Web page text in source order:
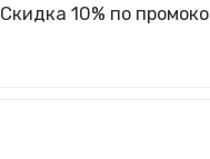
Скидка 10% по